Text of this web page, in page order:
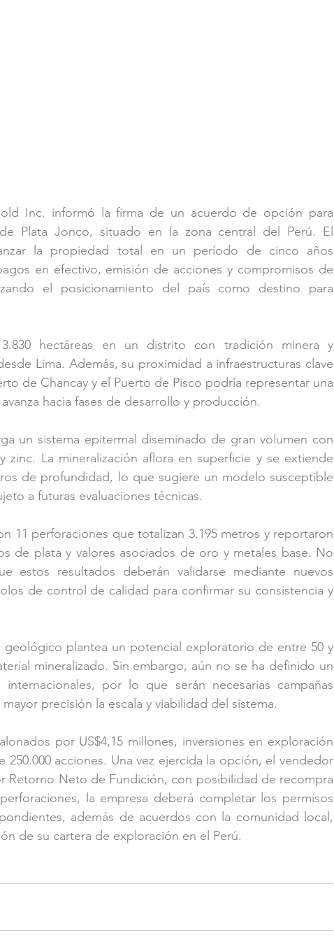
Inc. informó la firma de un acuerdo de opción para
Plata Jonco, situado en la zona central del Perú. El
la propiedad total en un período de cinco años
en efectivo, emisión de acciones y compromisos de
el posicionamiento del país como destino para
hectáreas en un distrito con tradición minera y
Lima. Además, su proximidad a infraestructuras clave
de Chancay y el Puerto de Pisco podría representar una
hacia fases de desarrollo y producción.
un sistema epitermal diseminado de gran volumen con
La mineralización aflora en superficie y se extiende
de profundidad, lo que sugiere un modelo susceptible
a futuras evaluaciones técnicas.
11 perforaciones que totalizan 3.195 metros y reportaron
de plata y valores asociados de oro y metales base. No
estos resultados deberán validarse mediante nuevos
de control de calidad para confirmar su consistencia y
geológico plantea un potencial exploratorio de entre 50 y
mineralizado. Sin embargo, aún no se ha definido un
por lo que serán necesarias campañas
precisión la escala y viabilidad del sistema.
por US$4,15 millones, inversiones en exploración
250.000 acciones. Una vez ejercida la opción, el vendedor
Retorno Neto de Fundición, con posibilidad de recompra
la empresa deberá completar los permisos
además de acuerdos con la comunidad local,
de su cartera de exploración en el Perú.